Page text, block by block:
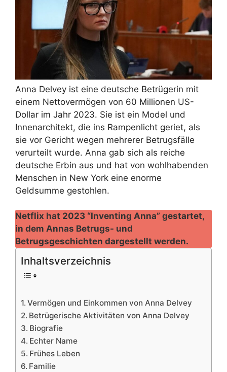
Anna Delvey ist eine deutsche Betrügerin mit
einem Nettovermögen von 60 Millionen US-
Dollar im Jahr 2023. Sie ist ein Model und
Innenarchitekt, die ins Rampenlicht geriet, als
sie vor Gericht wegen mehrerer Betrugsfälle
verurteilt wurde. Anna gab sich als reiche
deutsche Erbin aus und hat von wohlhabenden
Menschen in New York eine enorme
Geldsumme gestohlen.
Netflix hat 2023 “Inventing Anna” gestartet,
in dem Annas Betrugs- und
Betrugsgeschichten dargestellt werden.
Inhaltsverzeichnis
Vermögen und Einkommen von Anna Delvey
Betrügerische Aktivitäten von Anna Delvey
Biografie
Echter Name
Frühes Leben
Familie